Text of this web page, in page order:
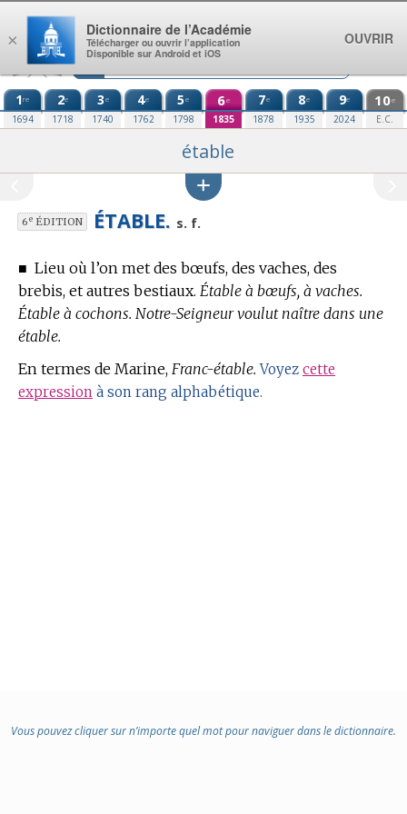
Aller au contenu
1re
1694
2e
1718
3e
1740
4e
1762
5e
1798
6e
1835
7e
1878
8e
1935
9e
2024
10e
E.C.
étable
6eÉDITION ÉTABLE. s. f.
■ Lieu où l’on met des bœufs, des vaches, des
brebis, et autres bestiaux. Étable à bœufs, à vaches.
Étable à cochons. Notre-Seigneur voulut naître dans une
étable.
En termes de Marine, Franc-étable. Voyez cette
expression à son rang alphabétique.
Vous pouvez cliquer sur n’importe quel mot pour naviguer dans le dictionnaire.
×
Dictionnaire de l’Académie
Télécharger ou ouvrir l’application
Disponible sur Android et iOS
OUVRIR